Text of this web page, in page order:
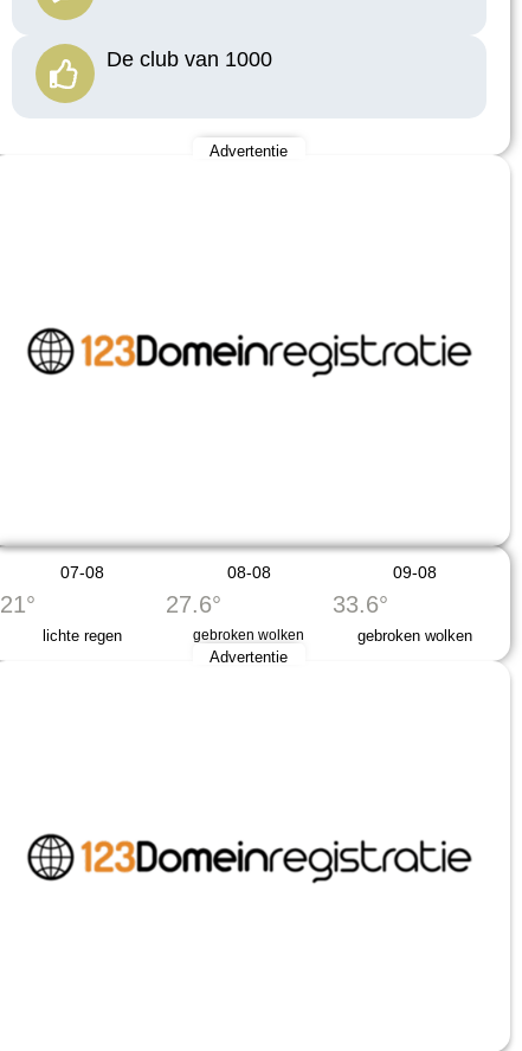
De club van 1000
Advertentie
07-08
21°
lichte regen
08-08
27.6°
gebroken wolken
09-08
33.6°
gebroken wolken
Advertentie